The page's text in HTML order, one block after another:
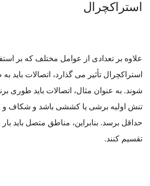
استراکچرال
علاوه بر تعدادی از عوامل مختلف که بر
استراکچرال تأثیر می گذارد، اتصالات
شوند. به عنوان مثال، اتصالات باید طوری
تنش اولیه برشی یا کششی باشد و شکاف و
حداقل برسد. بنابراین، مناطق متصل باید
تقسیم کنند.